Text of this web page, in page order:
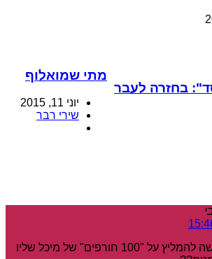
בחזרה לעבר
מתי שמואלוף
יוני 11, 2015
שירי רבר
אפשר בבקשה להמליץ על "100 חורפים" של מיכל שליו